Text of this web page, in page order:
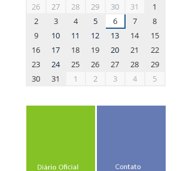
26
27 28 29 30 31
1
2
3 4 5 6 7
8
9
10 11 12 13 14
15
16
17 18 19 20 21
22
23
24 25 26 27 28
29
30
31 1 2 3 4 5